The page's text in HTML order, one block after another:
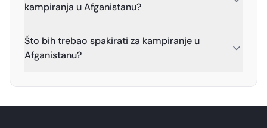
kampiranja u Afganistanu?
Što bih trebao spakirati za kampiranje u
Afganistanu?